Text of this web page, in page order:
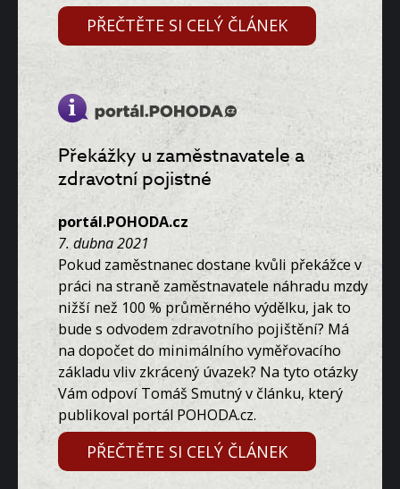
PŘEČTĚTE SI CELÝ ČLÁNEK
Překážky u zaměstnavatele a
zdravotní pojistné
portál.POHODA.cz
7. dubna 2021
Pokud zaměstnanec dostane kvůli překážce v
práci na straně zaměstnavatele náhradu mzdy
nižší než 100 % průměrného výdělku, jak to
bude s odvodem zdravotního pojištění? Má
na dopočet do minimálního vyměřovacího
základu vliv zkrácený úvazek? Na tyto otázky
Vám odpoví Tomáš Smutný v článku, který
publikoval portál POHODA.cz.
PŘEČTĚTE SI CELÝ ČLÁNEK